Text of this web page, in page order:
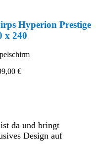
49,99 €
da und bringt
Design auf